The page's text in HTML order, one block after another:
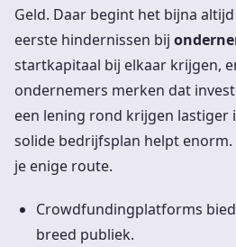
Geld. Daar begint het bijna
eerste hindernissen bij
startkapitaal bij elkaar krijgen,
ondernemers merken dat
een lening rond krijgen lastiger
solide bedrijfsplan helpt
je enige route.
Crowdfundingplatforms
breed publiek.